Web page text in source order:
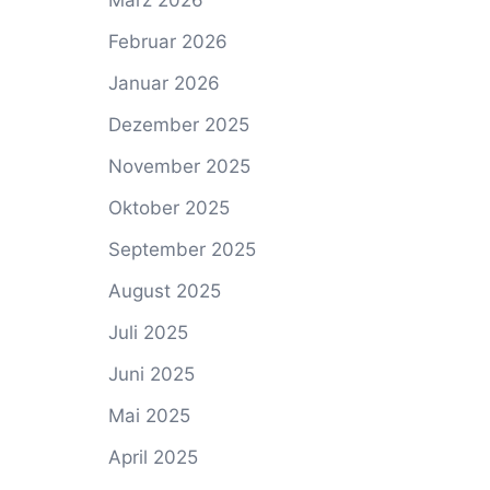
Februar 2026
Januar 2026
Dezember 2025
November 2025
Oktober 2025
September 2025
August 2025
Juli 2025
Juni 2025
Mai 2025
April 2025